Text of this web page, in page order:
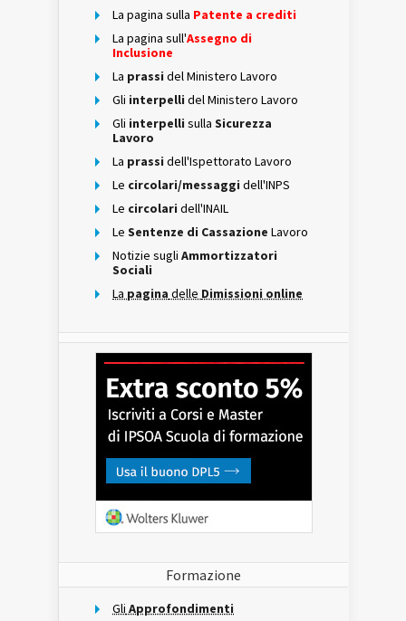
La pagina sulla Patente a crediti
La pagina sull'Assegno di
Inclusione
La prassi del Ministero Lavoro
Gli interpelli del Ministero Lavoro
Gli interpelli sulla Sicurezza
Lavoro
La prassi dell'Ispettorato Lavoro
Le circolari/messaggi dell'INPS
Le circolari dell'INAIL
Le Sentenze di Cassazione Lavoro
Notizie sugli Ammortizzatori
Sociali
La pagina delle Dimissioni online
Formazione
Gli Approfondimenti